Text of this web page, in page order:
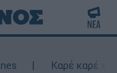
Καρέ καρέ